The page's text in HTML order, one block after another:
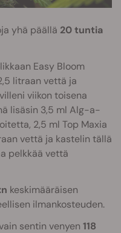
yhä päällä 20 tuntia
Easy Bloom
litraan vettä ja
viikon toisena
lisäsin 3,5 ml Alg-a-
2,5 ml Top Maxia
vettä ja kastelin tällä
pelkkää vettä
keskimääräisen
ilmankosteuden.
sentin venyen 118